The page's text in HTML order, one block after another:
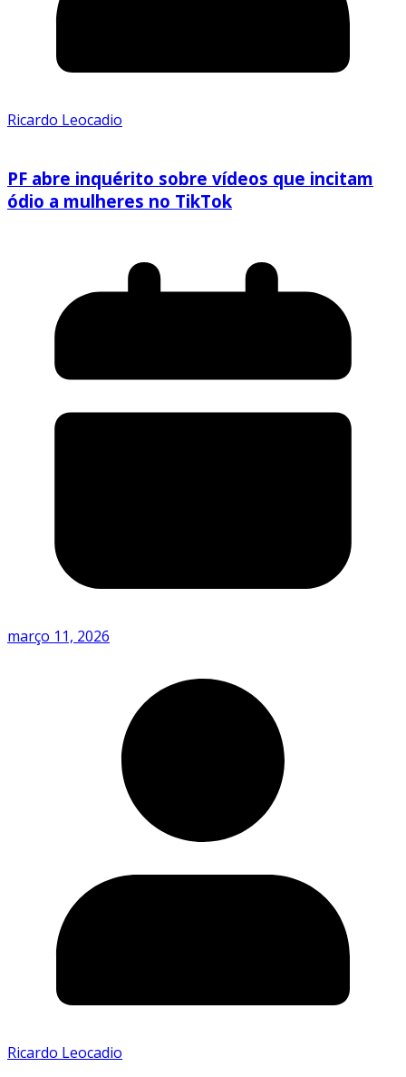
Ricardo Leocadio
PF abre inquérito sobre vídeos que incitam
ódio a mulheres no TikTok
março 11, 2026
Ricardo Leocadio